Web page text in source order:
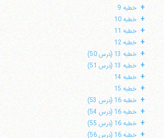
+ خطبه 9
+ خطبه 10
+ خطبه 11
+ خطبه 12
+ خطبه 13 (درس 50)
+ خطبه 13 (درس 51)
+ خطبه 14
+ خطبه 15
+ خطبه 16 (درس 53)
+ خطبه 16 (درس 54)
+ خطبه 16 (درس 55)
+ خطبه 16 (درس 56)